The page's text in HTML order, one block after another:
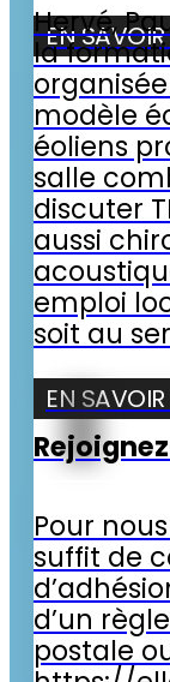
EN SAVOIR
Hervé,
la
modèle
éoliens
salle
discuter
aussi
emploi
soit au
EN SAVOIR
Pour
suffit de
d’un
postale